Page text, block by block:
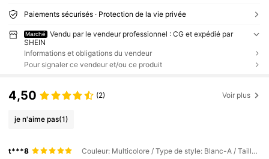
Paiements sécurisés · Protection de la vie privée
Marché
Vendu par le vendeur professionnel : CG et expédié par
SHEIN
Informations et obligations du vendeur
Pour signaler ce vendeur et/ou ce produit
4,50 (2) Voir plus
je n'aime pas(1)
t***8 Couleur: Multicolore / Type de style: Blanc-A / Taille: 3 m (118,11 po)